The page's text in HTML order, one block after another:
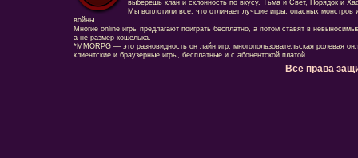
выберешь клан и склонность по вкусу. Тьма и Свет, Порядок и
Мы воплотили все, что отличает лучшие игры: опасных монстров
войны.
Многие online игры предлагают поиграть бесплатно, а потом ставят в
а не размер кошелька.
*MMORPG — это разновидность он лайн игр, многопользовательская ролевая
клиентские и браузерные игры, бесплатные и с абонентской платой.
Все права